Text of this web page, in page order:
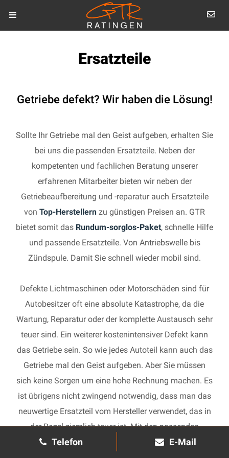
Telefon E-Mail
Ersatzteile
Getriebe defekt? Wir haben die Lösung!
Sollte Ihr Getriebe mal den Geist aufgeben, erhalten Sie
bei uns die passenden Ersatzteile. Neben der
kompetenten und fachlichen Beratung unserer
erfahrenen Mitarbeiter bieten wir neben der
Getriebeaufbereitung und -reparatur auch Ersatzteile
von Top-Herstellern zu günstigen Preisen an. GTR
bietet somit das Rundum-sorglos-Paket, schnelle Hilfe
und passende Ersatzteile. Von Antriebswelle bis
Zündspule. Damit Sie schnell wieder mobil sind.
Defekte Lichtmaschinen oder Motorschäden sind für
Autobesitzer oft eine absolute Katastrophe, da die
Wartung, Reparatur oder der komplette Austausch sehr
teuer sind. Ein weiterer kostenintensiver Defekt kann
das Getriebe sein. So wie jedes Autoteil kann auch das
Getriebe mal den Geist aufgeben. Aber Sie müssen
sich keine Sorgen um eine hohe Rechnung machen. Es
ist übrigens nicht zwingend notwendig, dass man das
neuwertige Ersatzteil vom Hersteller verwendet, das in
der Regel ziemlich teuer ist. Mit den passenden
Ersatzteilen kann jedes gebrauchte Getriebe schnell